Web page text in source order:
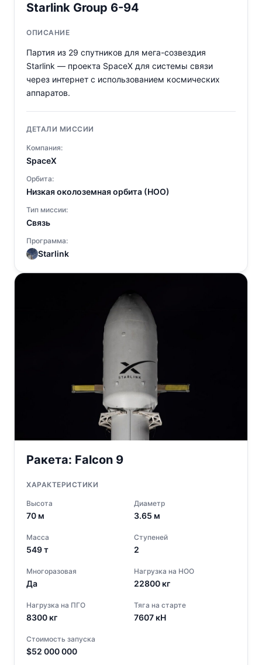
Starlink Group 6-94
ОПИСАНИЕ
Партия из 29 спутников для мега-созвездия
Starlink — проекта SpaceX для системы связи
через интернет с использованием космических
аппаратов.
ДЕТАЛИ МИССИИ
Компания:
SpaceX
Орбита:
Низкая околоземная орбита (НОО)
Тип миссии:
Связь
Программа:
Starlink
Ракета: Falcon 9
ХАРАКТЕРИСТИКИ
Высота
70 м
Диаметр
3.65 м
Масса
549т
Ступеней
2
Многоразовая
Да
Нагрузка на НОО
22800 кг
Нагрузка на ПГО
8300 кг
Тяга на старте
7607 кН
Стоимость запуска
$52 000 000